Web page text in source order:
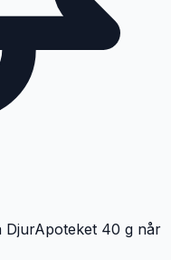
DjurApoteket 40 g når